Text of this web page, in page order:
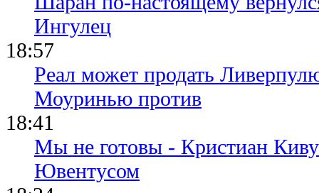
Ингулец
18:57
Реал может продать
Моуринью против
18:41
Мы не готовы - Кристиан
Ювентусом